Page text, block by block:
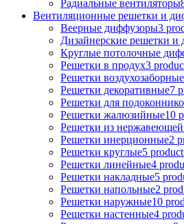
Радиальные вентиляторы
Вентиляционные решетки и
Веерные диффузоры3
Дизайнерские решетки и
Круглые потолочные
Решетки в продух3
Решетки воздухозаборные
Решетки декоративные7
Решетки для
Решетки жалюзийные10
Решетки из нержавеющей
Решетки инерционные2
Решетки круглые5
Решетки линейные4
Решетки накладные5
Решетки напольные2
Решетки наружные10
Решетки настенные4